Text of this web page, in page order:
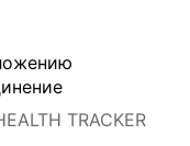
TRACKER